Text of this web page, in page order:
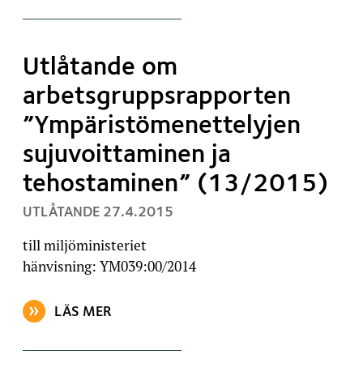
Utlåtande om
arbetsgruppsrapporten
”Ympäristömenettelyjen
sujuvoittaminen ja
tehostaminen” (13/2015)
UTLÅTANDE , PUBLICERAT:
27.4.2015
till miljöministeriet
hänvisning: YM039:00/2014
LÄS MER
OM ARTIKELN: UTLÅTANDE OM